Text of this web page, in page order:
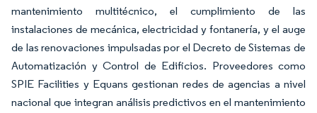
mantenimiento multitécnico, el cumplimiento de las
instalaciones de mecánica, electricidad y fontanería, y el auge
de las renovaciones impulsadas por el Decreto de Sistemas de
Automatización y Control de Edificios. Proveedores como
SPIE Facilities y Equans gestionan redes de agencias a nivel
nacional que integran análisis predictivos en el mantenimiento